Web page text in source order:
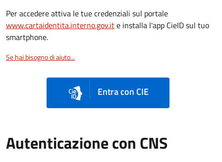
Per accedere attiva le tue credenziali sul portale
www.cartaidentita.interno.gov.ite installa l'app CieID sul tuo
smartphone.
Se hai bisogno di aiuto...
Entra con CIE
Autenticazione con CNS